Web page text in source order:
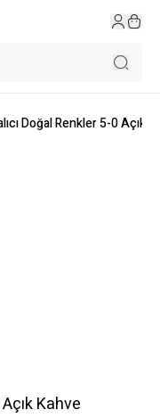
Doğal Renkler 5-0 Açık
Kahve